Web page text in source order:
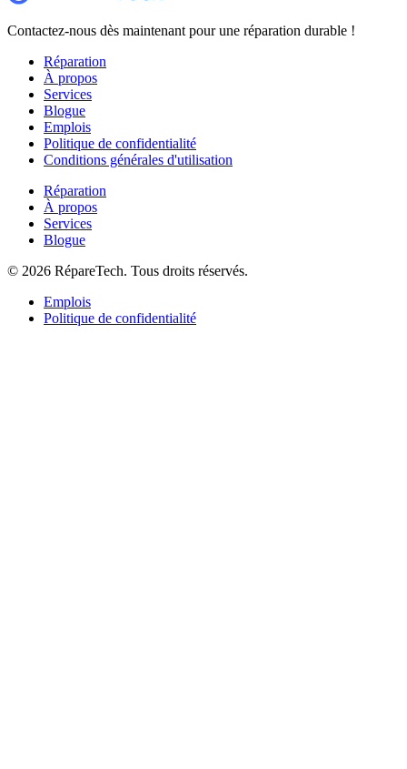
Contactez-nous dès maintenant pour une réparation durable !
Réparation
À propos
Services
Blogue
Emplois
Politique de confidentialité
Conditions générales d'utilisation
Réparation
À propos
Services
Blogue
© 2026 RépareTech. Tous droits réservés.
Emplois
Politique de confidentialité